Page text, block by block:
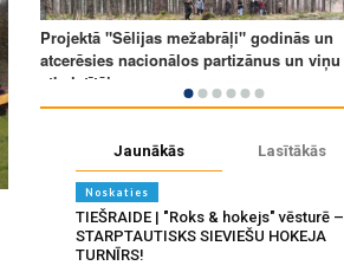
Jaunākās Lasītākās
Noskaties
TIEŠRAIDE | "Roks & hokejs" vēsturē –
STARPTAUTISKS SIEVIEŠU HOKEJA
TURNĪRS!